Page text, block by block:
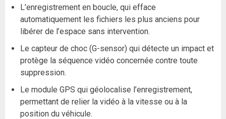
L’enregistrement en boucle, qui efface
automatiquement les fichiers les plus anciens pour
libérer de l’espace sans intervention.
Le capteur de choc (G-sensor) qui détecte un impact et
protège la séquence vidéo concernée contre toute
suppression.
Le module GPS qui géolocalise l’enregistrement,
permettant de relier la vidéo à la vitesse ou à la
position du véhicule.